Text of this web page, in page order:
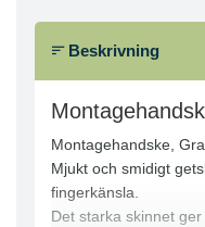
Beskrivning
Montagehandske,
Mjukt och smidigt
fingerkänsla.
Det starka skinnet